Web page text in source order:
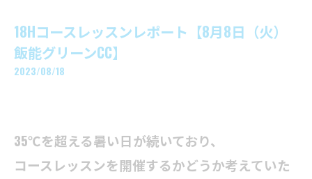
18Hコースレッスンレポート【8月8日（火）
飯能グリーンCC】
2023/08/18
35℃を超える暑い日が続いており、
コースレッスンを開催するかどうか考えていた